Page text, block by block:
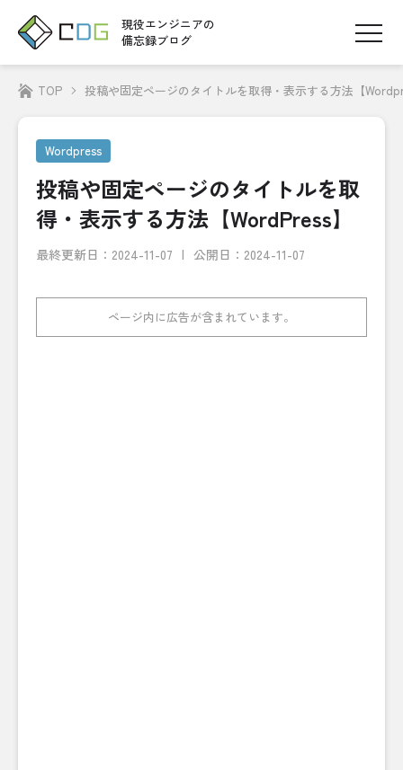
現役エンジニアの
備忘録ブログ
TOP 投稿や固定ページのタイトルを取得・表示する方法【
Wordpress
投稿や固定ページのタイトルを取
得・表示する方法【WordPress】
最終更新日： 2024-11-07 公開日：2024-11-07
ページ内に広告が含まれています。